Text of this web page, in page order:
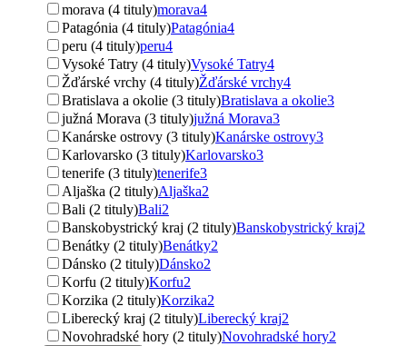
morava (4 tituly)morava4
Patagónia (4 tituly)Patagónia4
peru (4 tituly)peru4
Vysoké Tatry (4 tituly)Vysoké Tatry4
Žďárské vrchy (4 tituly)Žďárské vrchy4
Bratislava a okolie (3 tituly)Bratislava a okolie3
južná Morava (3 tituly)južná Morava3
Kanárske ostrovy (3 tituly)Kanárske ostrovy3
Karlovarsko (3 tituly)Karlovarsko3
tenerife (3 tituly)tenerife3
Aljaška (2 tituly)Aljaška2
Bali (2 tituly)Bali2
Banskobystrický kraj (2 tituly)Banskobystrický kraj2
Benátky (2 tituly)Benátky2
Dánsko (2 tituly)Dánsko2
Korfu (2 tituly)Korfu2
Korzika (2 tituly)Korzika2
Liberecký kraj (2 tituly)Liberecký kraj2
Novohradské hory (2 tituly)Novohradské hory2